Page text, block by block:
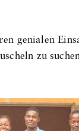
genialen
zu